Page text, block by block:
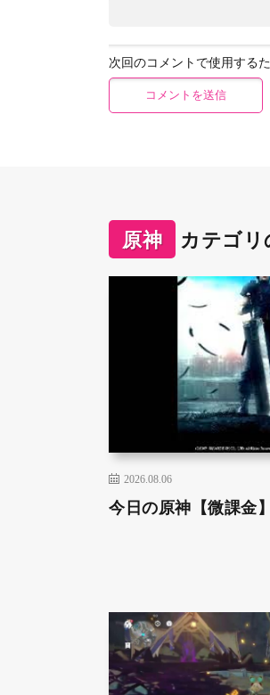
次回のコメントで使用する
原神 カテゴリ
2026.08.06
今日の原神【微課金